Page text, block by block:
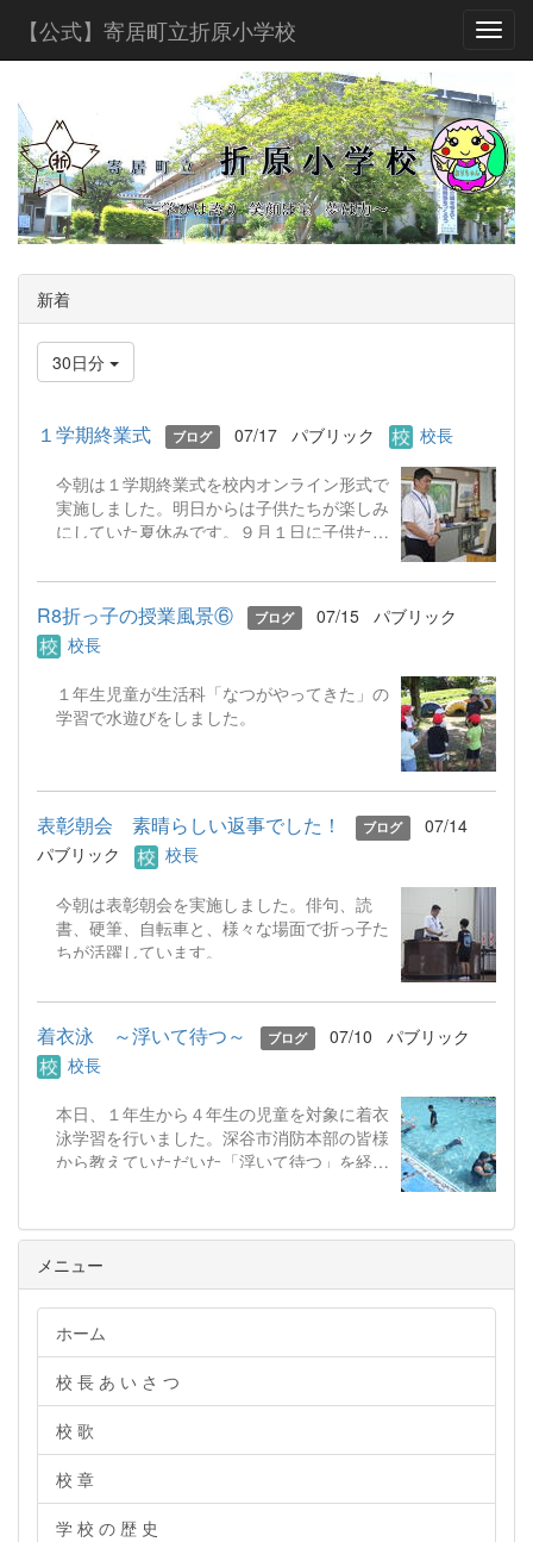
【公式】寄居町立折原小学校
新着
30日分
１学期終業式 ブログ 07/17 パブリック 校長
今朝は１学期終業式を校内オンライン形式で
実施しました。明日からは子供たちが楽しみ
にしていた夏休みです。９月１日に子供たち
ます。
R8折っ子の授業風景⑥ ブログ 07/15
パブリック
校長
１年生児童が生活科「なつがやってきた」の
学習で水遊びをしました。
表彰朝会 素晴らしい返事でした！ ブログ
07/14
パブリック
校長
今朝は表彰朝会を実施しました。俳句、読
書、硬筆、自転車と、様々な場面で折っ子た
ちが活躍しています。
着衣泳 ～浮いて待つ～ ブログ 07/10
パブリック
校長
本日、１年生から４年生の児童を対象に着衣
泳学習を行いました。深谷市消防本部の皆様
から教えていただいた「浮いて待つ」を経験
メニュー
ホーム
校 長 あ い さ つ
校 歌
校 章
学 校 の 歴 史